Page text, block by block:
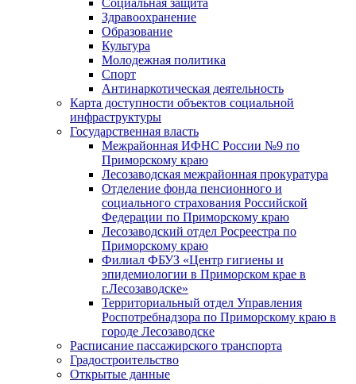
Социальная защита
Здравоохранение
Образование
Культура
Молодежная политика
Спорт
Антинаркотическая деятельность
Карта доступности объектов социальной
инфраструктуры
Государственная власть
Межрайонная ИФНС России №9 по
Приморскому краю
Лесозаводская межрайонная прокуратура
Отделение фонда пенсионного и
социального страхования Российской
Федерации по Приморскому краю
Лесозаводский отдел Росреестра по
Приморскому краю
Филиал ФБУЗ «Центр гигиены и
эпидемиологии в Приморском крае в
г.Лесозаводске»
Территориальный отдел Управления
Роспотребнадзора по Приморскому краю в
городе Лесозаводске
Расписание пассажирского транспорта
Градостроительство
Открытые данные